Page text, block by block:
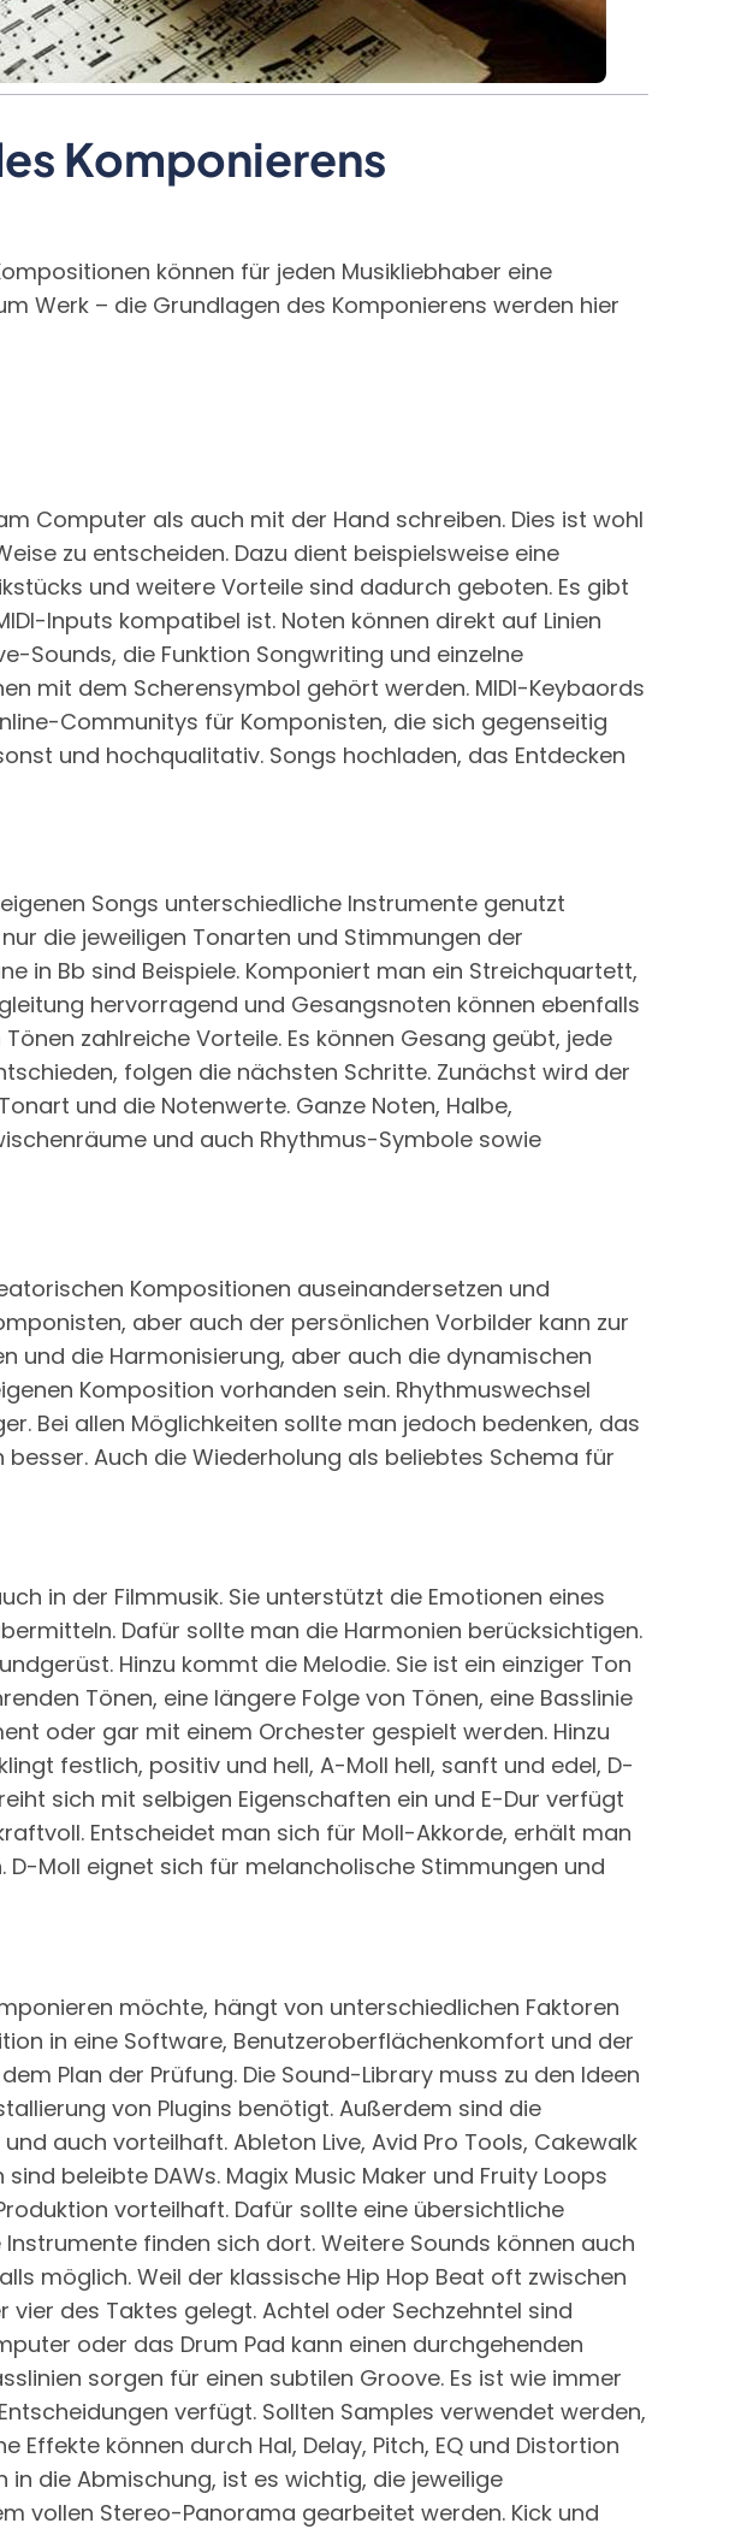
Komponierens
können für jeden Musikliebhaber eine
Werk – die Grundlagen des Komponierens werden hier
Computer als auch mit der Hand schreiben. Dies ist wohl
zu entscheiden. Dazu dient beispielsweise eine
und weitere Vorteile sind dadurch geboten. Es gibt
Inputs kompatibel ist. Noten können direkt auf Linien
Sounds, die Funktion Songwriting und einzelne
mit dem Scherensymbol gehört werden. MIDI-Keybaords
Communitys für Komponisten, die sich gegenseitig
und hochqualitativ. Songs hochladen, das Entdecken
Songs unterschiedliche Instrumente genutzt
die jeweiligen Tonarten und Stimmungen der
in Bb sind Beispiele. Komponiert man ein Streichquartett,
hervorragend und Gesangsnoten können ebenfalls
zahlreiche Vorteile. Es können Gesang geübt, jede
folgen die nächsten Schritte. Zunächst wird der
und die Notenwerte. Ganze Noten, Halbe,
und auch Rhythmus-Symbole sowie
Kompositionen auseinandersetzen und
aber auch der persönlichen Vorbilder kann zur
und die Harmonisierung, aber auch die dynamischen
Komposition vorhanden sein. Rhythmuswechsel
Bei allen Möglichkeiten sollte man jedoch bedenken, das
Auch die Wiederholung als beliebtes Schema für
in der Filmmusik. Sie unterstützt die Emotionen eines
Dafür sollte man die Harmonien berücksichtigen.
Hinzu kommt die Melodie. Sie ist ein einziger Ton
Tönen, eine längere Folge von Tönen, eine Basslinie
oder gar mit einem Orchester gespielt werden. Hinzu
festlich, positiv und hell, A-Moll hell, sanft und edel, D-
sich mit selbigen Eigenschaften ein und E-Dur verfügt
Entscheidet man sich für Moll-Akkorde, erhält man
Moll eignet sich für melancholische Stimmungen und
möchte, hängt von unterschiedlichen Faktoren
in eine Software, Benutzeroberflächenkomfort und der
Plan der Prüfung. Die Sound-Library muss zu den Ideen
von Plugins benötigt. Außerdem sind die
auch vorteilhaft. Ableton Live, Avid Pro Tools, Cakewalk
beleibte DAWs. Magix Music Maker und Fruity Loops
vorteilhaft. Dafür sollte eine übersichtliche
finden sich dort. Weitere Sounds können auch
möglich. Weil der klassische Hip Hop Beat oft zwischen
vier des Taktes gelegt. Achtel oder Sechzehntel sind
oder das Drum Pad kann einen durchgehenden
sorgen für einen subtilen Groove. Es ist wie immer
verfügt. Sollten Samples verwendet werden,
Effekte können durch Hal, Delay, Pitch, EQ und Distortion
die Abmischung, ist es wichtig, die jeweilige
vollen Stereo-Panorama gearbeitet werden. Kick und